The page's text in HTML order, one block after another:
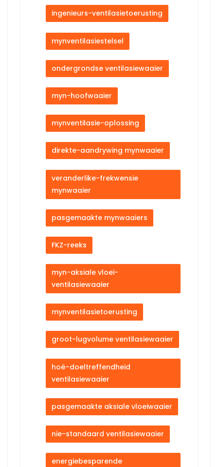
ingenieurs-ventilasietoerusting
mynventilasiestelsel
ondergrondse ventilasiewaaier
myn-hoofwaaier
mynventilasie-oplossing
direkte-aandrywing mynwaaier
veranderlike-frekwensie
mynwaaier
pasgemaakte mynwaaiers
FKZ-reeks
myn-aksiale vloei-
ventilasiewaaier
mynventilasietoerusting
groot-lugvolume ventilasiewaaier
hoë-doeltreffendheid
ventilasiewaaier
pasgemaakte aksiale vloeiwaaier
nie-standaard ventilasiewaaier
energiebesparende